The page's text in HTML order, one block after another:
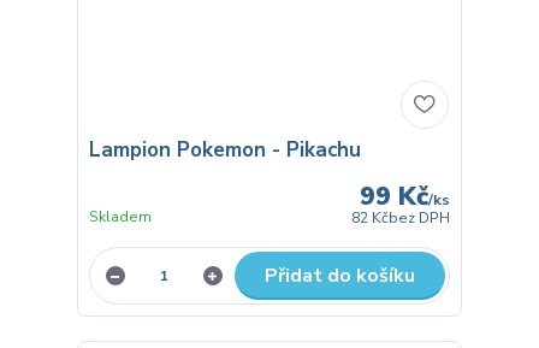
Lampion Pokemon - Pikachu
99 Kč/ks
82 Kčbez DPH
Skladem
Přidat do košíku